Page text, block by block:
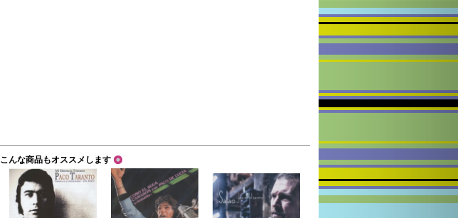
こんな商品もオススメします